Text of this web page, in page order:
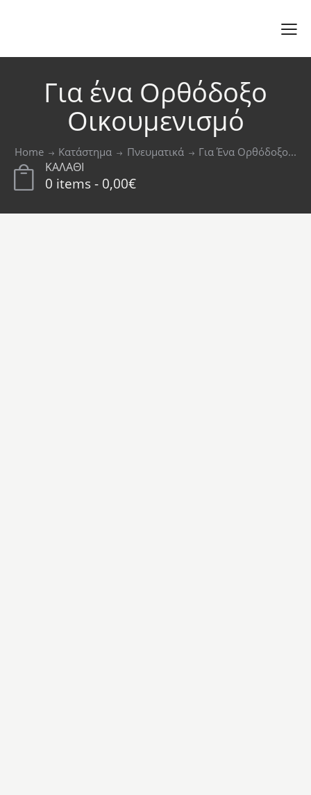
Για ένα Ορθόδοξο
Οικουμενισμό
Home Κατάστημα Πνευματικά Για Ένα Ορθόδοξο...
ΚΑΛΑΘΙ
0 items- 0,00€